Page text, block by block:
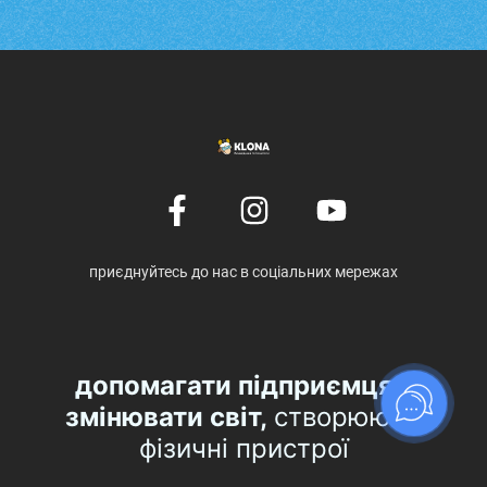
приєднуйтесь до нас в соціальних мережах
допомагати підприємцям
змінювати світ, створюючи
фізичні пристрої